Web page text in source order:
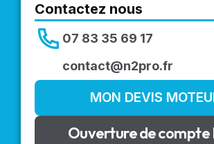
Contactez nous
07 83 35 69 17
contact@n2pro.fr
MON DEVIS
Ouverture de compte